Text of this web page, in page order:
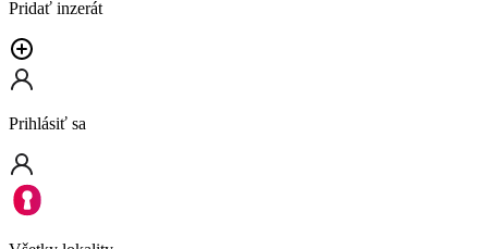
Pridať inzerát
Prihlásiť sa